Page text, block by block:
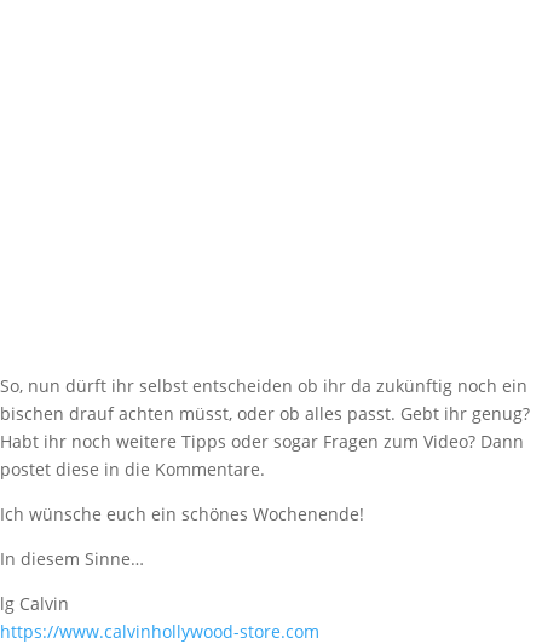
So, nun dürft ihr selbst entscheiden ob ihr da zukünftig noch ein
bischen drauf achten müsst, oder ob alles passt. Gebt ihr genug?
Habt ihr noch weitere Tipps oder sogar Fragen zum Video? Dann
postet diese in die Kommentare.
Ich wünsche euch ein schönes Wochenende!
In diesem Sinne…
lg Calvin
https://www.calvinhollywood-store.com